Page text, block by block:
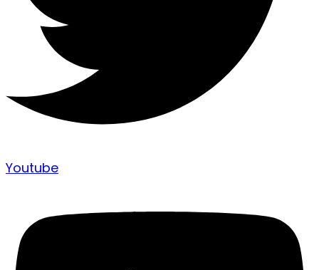
Youtube